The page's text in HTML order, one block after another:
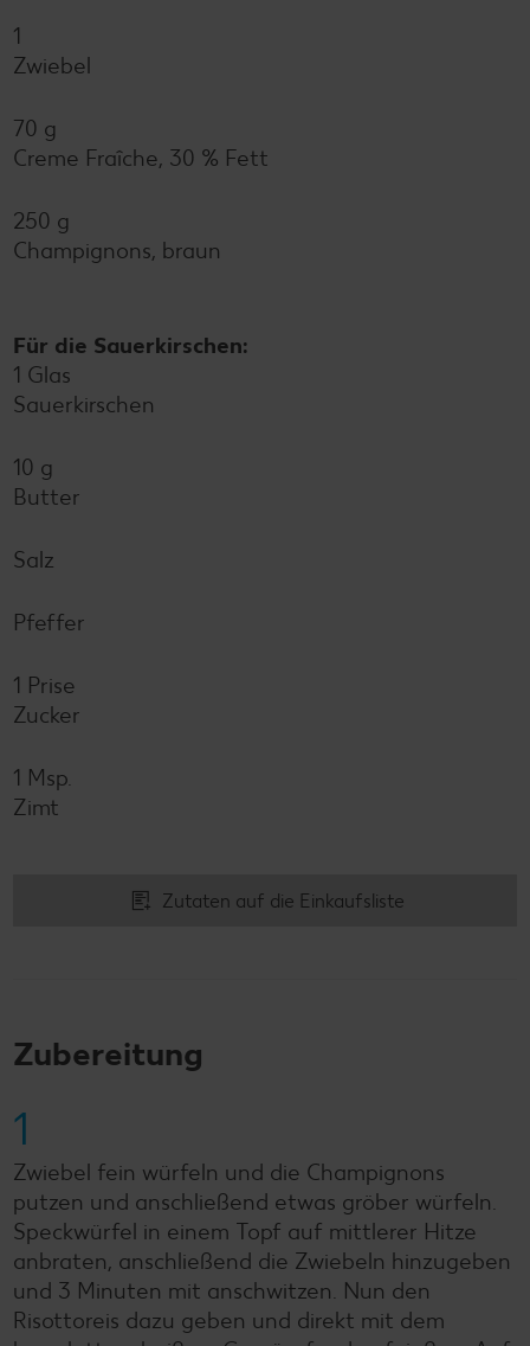
1
Zwiebel
70 g
Creme Fraîche, 30 % Fett
250 g
Champignons, braun
Für die Sauerkirschen:
1 Glas
Sauerkirschen
10 g
Butter
Salz
Pfeffer
1 Prise
Zucker
1 Msp.
Zimt
Zutaten auf die Einkaufsliste
Zubereitung
1
Zwiebel fein würfeln und die Champignons
putzen und anschließend etwas gröber würfeln.
Speckwürfel in einem Topf auf mittlerer Hitze
anbraten, anschließend die Zwiebeln hinzugeben
und 3 Minuten mit anschwitzen. Nun den
Risottoreis dazu geben und direkt mit dem